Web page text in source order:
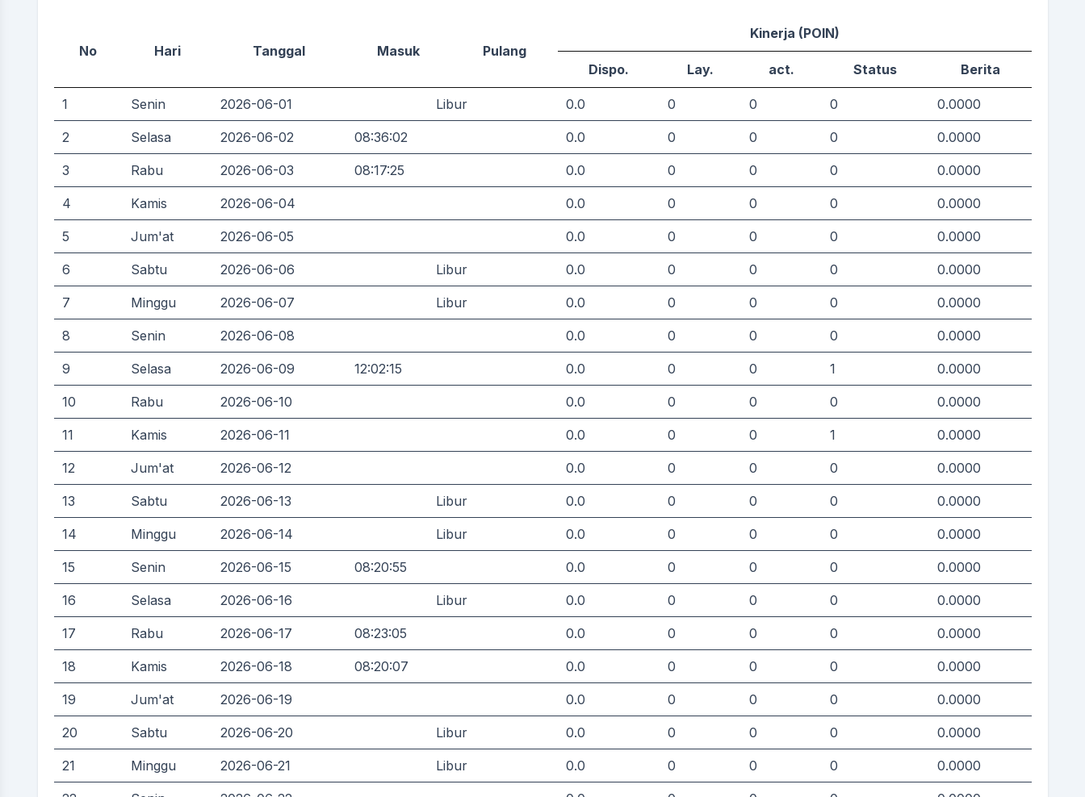
No Hari Tanggal Masuk Pulang
Kinerja (POIN)
Dispo. Lay. act. Status Berita
1 Senin 2026-06-01 Libur 0.0 0 0 0 0.0000
2 Selasa 2026-06-02 08:36:02 0.0 0 0 0 0.0000
3 Rabu 2026-06-03 08:17:25 0.0 0 0 0 0.0000
4 Kamis 2026-06-04 0.0 0 0 0 0.0000
5 Jum'at 2026-06-05 0.0 0 0 0 0.0000
6 Sabtu 2026-06-06 Libur 0.0 0 0 0 0.0000
7 Minggu 2026-06-07 Libur 0.0 0 0 0 0.0000
8 Senin 2026-06-08 0.0 0 0 0 0.0000
9 Selasa 2026-06-09 12:02:15 0.0 0 0 1 0.0000
10 Rabu 2026-06-10 0.0 0 0 0 0.0000
11 Kamis 2026-06-11 0.0 0 0 1 0.0000
12 Jum'at 2026-06-12 0.0 0 0 0 0.0000
13 Sabtu 2026-06-13 Libur 0.0 0 0 0 0.0000
14 Minggu 2026-06-14 Libur 0.0 0 0 0 0.0000
15 Senin 2026-06-15 08:20:55 0.0 0 0 0 0.0000
16 Selasa 2026-06-16 Libur 0.0 0 0 0 0.0000
17 Rabu 2026-06-17 08:23:05 0.0 0 0 0 0.0000
18 Kamis 2026-06-18 08:20:07 0.0 0 0 0 0.0000
19 Jum'at 2026-06-19 0.0 0 0 0 0.0000
20 Sabtu 2026-06-20 Libur 0.0 0 0 0 0.0000
21 Minggu 2026-06-21 Libur 0.0 0 0 0 0.0000